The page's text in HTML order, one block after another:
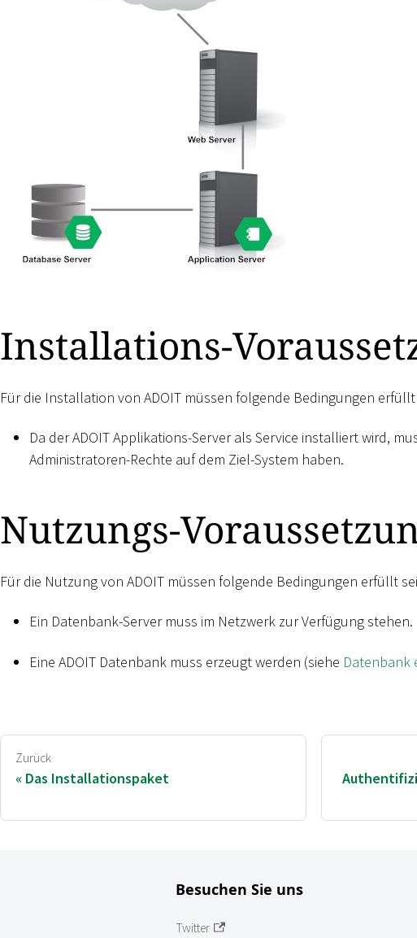
Installations-
Für die Installation von ADOIT müssen folgende Bedingungen erfüllt
Da der ADOIT Applikations-Server als Service installiert wird,
Administratoren-Rechte auf dem Ziel-System haben.
Nutzungs-
Für die Nutzung von ADOIT müssen folgende Bedingungen erfüllt
Ein Datenbank-Server muss im Netzwerk zur Verfügung stehen.
Eine ADOIT Datenbank muss erzeugt werden (siehe Datenbank
Zurück
Das Installationspaket
Besuchen Sie uns
Twitter